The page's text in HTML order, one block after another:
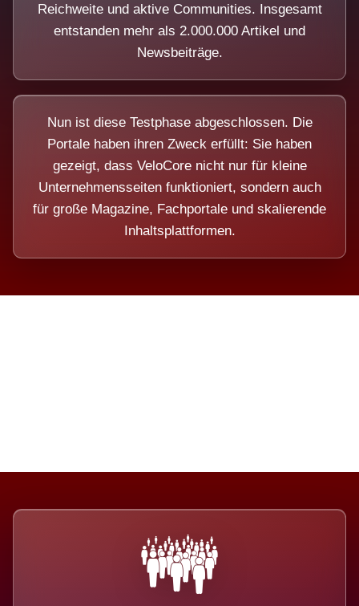
Reichweite und aktive Communities. Insgesamt
entstanden mehr als 2.000.000 Artikel und
Newsbeiträge.
Nun ist diese Testphase abgeschlossen. Die
Portale haben ihren Zweck erfüllt: Sie haben
gezeigt, dass VeloCore nicht nur für kleine
Unternehmensseiten funktioniert, sondern auch
für große Magazine, Fachportale und skalierende
Inhaltsplattformen.